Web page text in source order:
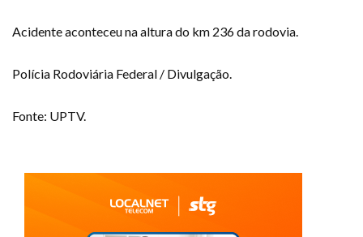
Acidente aconteceu na altura do km 236 da rodovia.
Polícia Rodoviária Federal / Divulgação.
Fonte: UPTV.